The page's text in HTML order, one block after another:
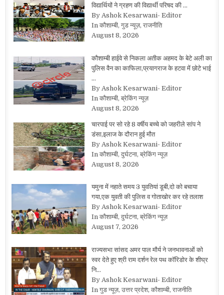
विद्यार्थियों ने ग्रहण की विद्यार्थी परिषद की …
By Ashok Kesarwani- Editor
In कौशाम्बी, गुड न्यूज़, राजनीति
August 8, 2026
कौशाम्बी हाईवे से निकला अतीक अहमद के बेटे अली का
पुलिस वैन का काफिला,प्रयागराज के हटवा में छोटे भाई
…
By Ashok Kesarwani- Editor
In कौशाम्बी, ब्रेकिंग न्यूज़
August 8, 2026
चारपाई पर सो रहे 8 वर्षीय बच्चे को जहरीले सांप ने
डंसा,इलाज के दौरान हुई मौत
By Ashok Kesarwani- Editor
In कौशाम्बी, दुर्घटना, ब्रेकिंग न्यूज़
August 8, 2026
यमुना में नहाते समय 3 युवतियां डूबी,दो को बचाया
गया,एक युवती की पुलिस व गोताखोर कर रहे तलाश
By Ashok Kesarwani- Editor
In कौशाम्बी, दुर्घटना, ब्रेकिंग न्यूज़
August 7, 2026
राज्यसभा सांसद अमर पाल मौर्य ने जनभावनाओं को
स्वर देते हुए श्री राम दर्शन रेल पथ कॉरिडोर के शीघ्र
नि…
By Ashok Kesarwani- Editor
In गुड न्यूज़, उत्तर प्रदेश, कौशाम्बी, राजनीति